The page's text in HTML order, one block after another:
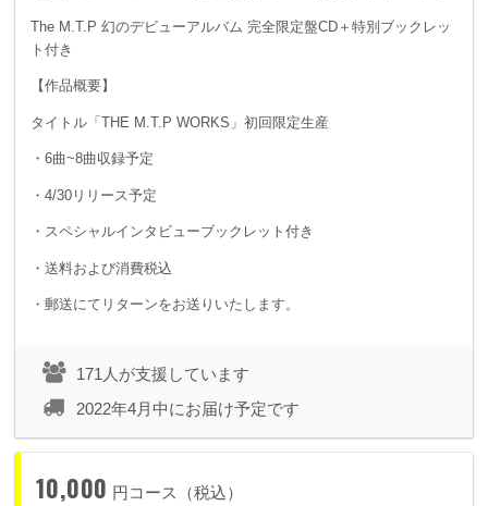
The M.T.P 幻のデビューアルバム 完全限定盤CD＋特別ブックレッ
ト付き
【作品概要】
タイトル「THE M.T.P WORKS」初回限定生産
・6曲~8曲収録予定
・4/30リリース予定
・スペシャルインタビューブックレット付き
・送料および消費税込
・郵送にてリターンをお送りいたします。
171人が支援しています
2022年4月中にお届け予定です
10,000 円コース（税込）